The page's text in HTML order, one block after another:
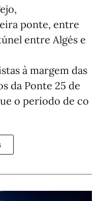
ponte, entre
entre Algés e
à margem das
da Ponte 25 de
o período de co